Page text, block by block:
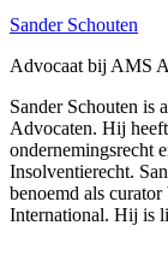
Sander Schouten
Advocaat bij AMS
Sander Schouten is
Advocaten. Hij
ondernemingsrecht
Insolventierecht.
benoemd als
International. Hij is